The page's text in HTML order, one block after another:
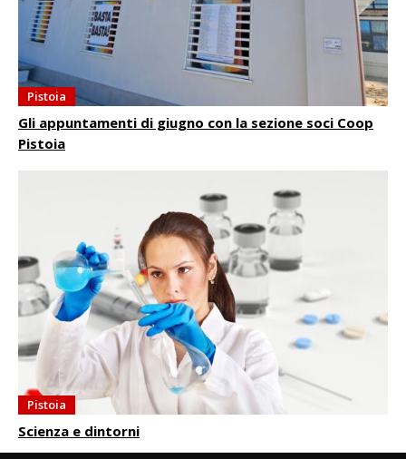
Pistoia
Gli appuntamenti di giugno con la sezione soci Coop
Pistoia
Pistoia
Scienza e dintorni